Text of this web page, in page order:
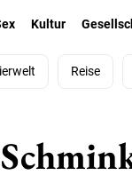
Kultur
Reise